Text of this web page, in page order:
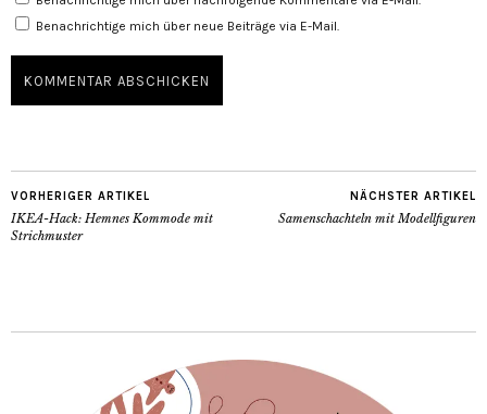
Benachrichtige mich über neue Beiträge via E-Mail.
VORHERIGER ARTIKEL
IKEA-Hack: Hemnes Kommode mit
Strichmuster
NÄCHSTER ARTIKEL
Samenschachteln mit Modellfiguren